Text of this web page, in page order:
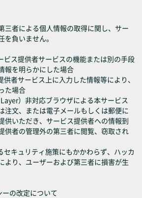
三者による個人情報の取得に関し、サー
負いません。
ビス提供者サービスの機能または別の手段
報を明らかにした場合
者サービス上に入力した情報等により、
た場合
）非対応ブラウザによる本サービス
注文、または電子メールもしくは郵便に
供いただき、サービス提供者への情報到
供者の管理外の第三者に閲覧、窃取され
セキュリティ施策にもかかわらず、ハッカ
より、ユーザーおよび第三者に損害が生
の改定について